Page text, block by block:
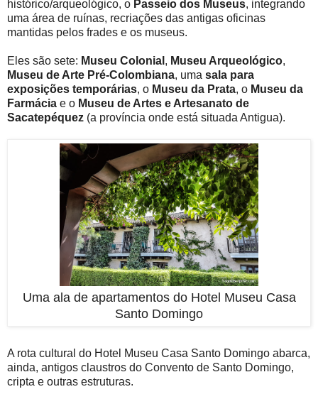
histórico/arqueológico, o Passeio dos Museus, integrando
uma área de ruínas, recriações das antigas oficinas
mantidas pelos frades e os museus.
Eles são sete: Museu Colonial , Museu Arqueológico,
Museu de Arte Pré-Colombiana, uma sala para
exposições temporárias, o Museu da Prata, o Museu da
Farmácia e o Museu de Artes e Artesanato de
Sacatepéquez (a província onde está situada Antigua).
Uma ala de apartamentos do Hotel Museu Casa
Santo Domingo
A rota cultural do Hotel Museu Casa Santo Domingo abarca,
ainda, antigos claustros do Convento de Santo Domingo,
cripta e outras estruturas.